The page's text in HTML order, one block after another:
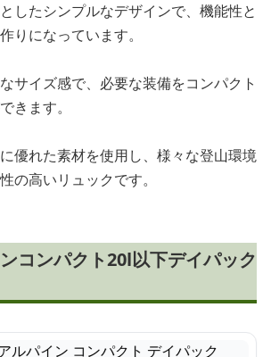
したシンプルなデザインで、機能性と
りになっています。
サイズ感で、必要な装備をコンパクト
きます。
優れた素材を使用し、様々な登山環境
の高いリュックです。
コンパクト20l以下デイパック